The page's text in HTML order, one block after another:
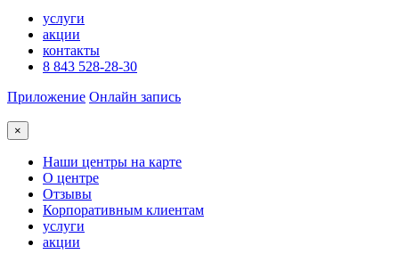
услуги
акции
контакты
8 843 528-28-30
Приложение Онлайн запись
×
Наши центры на карте
О центре
Отзывы
Корпоративным клиентам
услуги
акции